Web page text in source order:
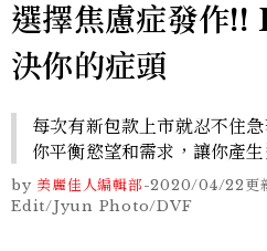
選擇焦慮症發作!!
決你的症頭
每次有新包款上市就忍不住
你平衡慾望和需求，讓你產
by 美麗佳人編輯部-2020/04/22更
Edit/Jyun Photo/DVF